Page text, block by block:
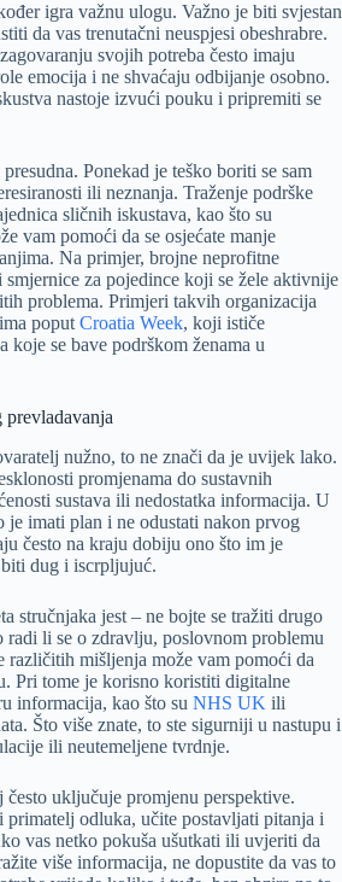
igra važnu ulogu. Važno je biti svjestan
da vas trenutačni neuspjesi obeshrabre.
svojih potreba često imaju
emocija i ne shvaćaju odbijanje osobno.
nastoje izvući pouku i pripremiti se
Ponekad je teško boriti se sam
ili neznanja. Traženje podrške
sličnih iskustava, kao što su
vam pomoći da se osjećate manje
Na primjer, brojne neprofitne
smjernice za pojedince koji se žele aktivnije
problema. Primjeri takvih organizacija
poputCroatia Week, koji ističe
koje se bave podrškom ženama u
nužno, to ne znači da je uvijek lako.
promjenama do sustavnih
sustava ili nedostatka informacija. U
je imati plan i ne odustati nakon prvog
često na kraju dobiju ono što im je
dug i iscrpljujuć.
stručnjaka jest – ne bojte se tražiti drugo
radi li se o zdravlju, poslovnom problemu
različitih mišljenja može vam pomoći da
Pri tome je korisno koristiti digitalne
informacija, kao što su NHS UK ili
Što više znate, to ste sigurniji u nastupu i
ili neutemeljene tvrdnje.
često uključuje promjenu perspektive.
primatelj odluka, učite postavljati pitanja i
vas netko pokuša ušutkati ili uvjeriti da
više informacija, ne dopustite da vas to